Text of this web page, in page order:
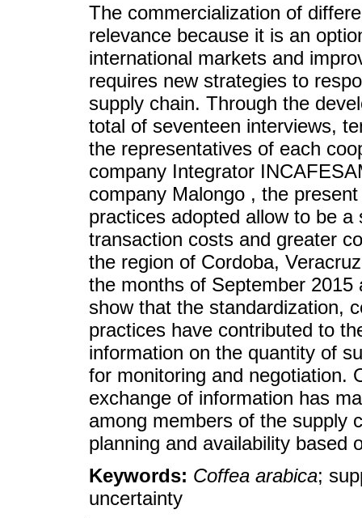
The commercialization of
relevance because it is an
international markets and
requires new strategies to
supply chain. Through the
total of seventeen interviews,
the representatives of each
company Integrator
company Malongo , the
practices adopted allow to be
transaction costs and greater
the region of Cordoba,
the months of September
show that the standardization,
practices have contributed to
information on the quantity of
for monitoring and negotiation.
exchange of information has
among members of the supply
planning and availability based
Keywords: Coffea arabica;
uncertainty